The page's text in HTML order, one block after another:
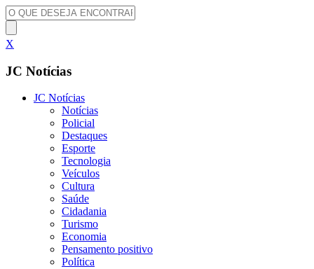
X
JC Notícias
JC Notícias
Notícias
Policial
Destaques
Esporte
Tecnologia
Veículos
Cultura
Saúde
Cidadania
Turismo
Economia
Pensamento positivo
Política